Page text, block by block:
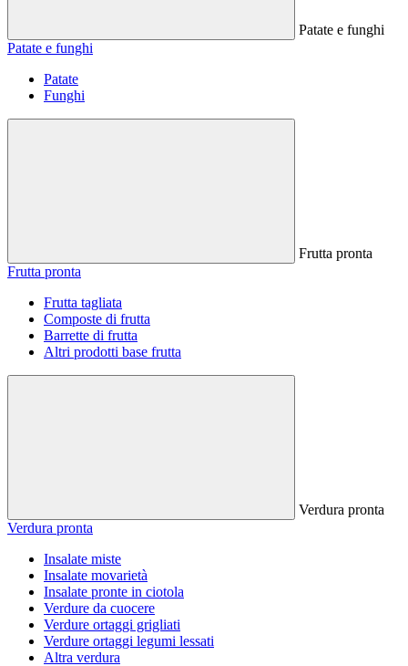
Patate e funghi
Patate e funghi
Patate
Funghi
Frutta pronta
Frutta pronta
Frutta tagliata
Composte di frutta
Barrette di frutta
Altri prodotti base frutta
Verdura pronta
Verdura pronta
Insalate miste
Insalate movarietà
Insalate pronte in ciotola
Verdure da cuocere
Verdure ortaggi grigliati
Verdure ortaggi legumi lessati
Altra verdura